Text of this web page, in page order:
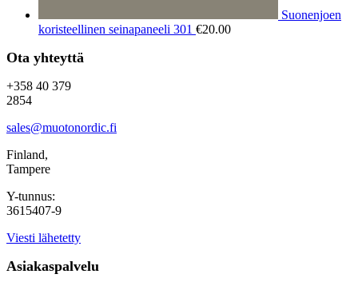
Suonenjoen
koristeellinen seinapaneeli 301 €20.00
Ota yhteyttä
+358 40 379
2854
sales@muotonordic.fi
Finland,
Tampere
Y-tunnus:
3615407-9
Viesti lähetetty
Asiakaspalvelu